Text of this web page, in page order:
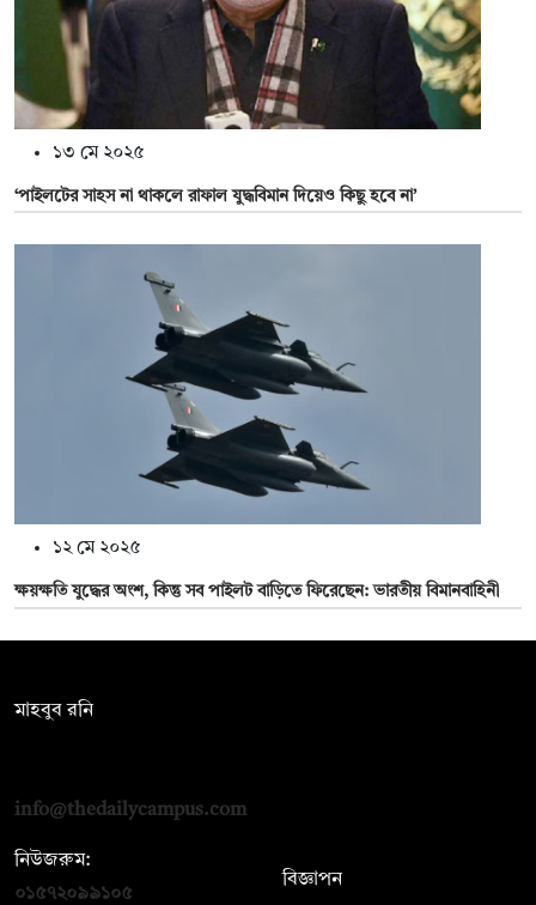
১৩ মে ২০২৫
‘পাইলটের সাহস না থাকলে রাফাল যুদ্ধবিমান দিয়েও কিছু হবে না’
১২ মে ২০২৫
ক্ষয়ক্ষতি যুদ্ধের অংশ, কিন্তু সব পাইলট বাড়িতে ফিরেছেন: ভারতীয় বিমানবাহিনী
মাহবুব রনি
info@thedailycampus.com
নিউজরুম:
০১৫৭২০৯৯১০৫
বিজ্ঞাপন